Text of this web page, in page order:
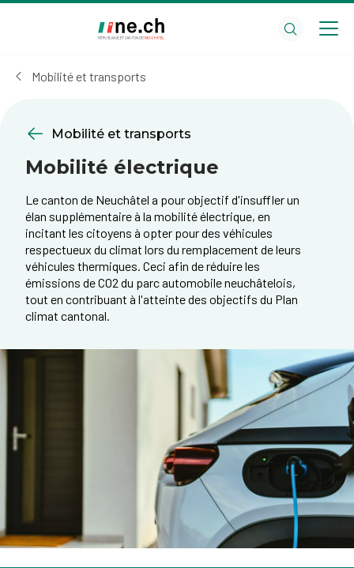
cookies
Mobilité et transports
Mobilité et transports
Mobilité électrique
Le canton de Neuchâtel a pour objectif d'insuffler un
élan supplémentaire à la mobilité électrique, en
incitant les citoyens à opter pour des véhicules
respectueux du climat lors du remplacement de leurs
véhicules thermiques. Ceci afin de réduire les
émissions de CO2 du parc automobile neuchâtelois,
tout en contribuant à l'atteinte des objectifs du Plan
climat cantonal.